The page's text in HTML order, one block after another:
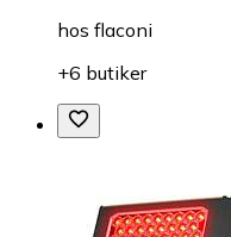
hos flaconi
+6 butiker